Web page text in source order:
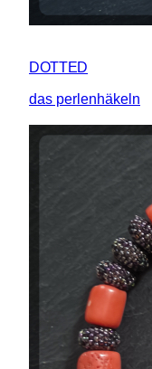
DOTTED
das perlenhäkeln